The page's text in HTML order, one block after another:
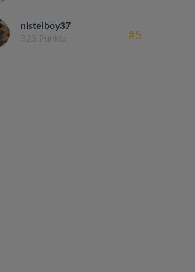
nistelboy37
325 Punkte #5